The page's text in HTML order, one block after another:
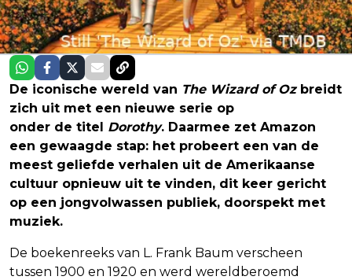
De iconische wereld van The Wizard of Ozbreidt
zich uit met een nieuwe serie op
onder de titel Dorothy. Daarmee zet Amazon
een gewaagde stap: het probeert een van de
meest geliefde verhalen uit de Amerikaanse
cultuur opnieuw uit te vinden, dit keer gericht
op een jongvolwassen publiek, doorspekt met
muziek.
De boekenreeks van L. Frank Baum verscheen
tussen 1900 en 1920 en werd wereldberoemd